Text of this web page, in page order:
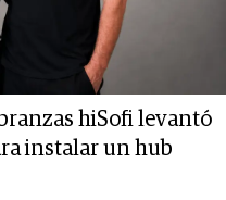
hiSofi levantó
instalar un hub